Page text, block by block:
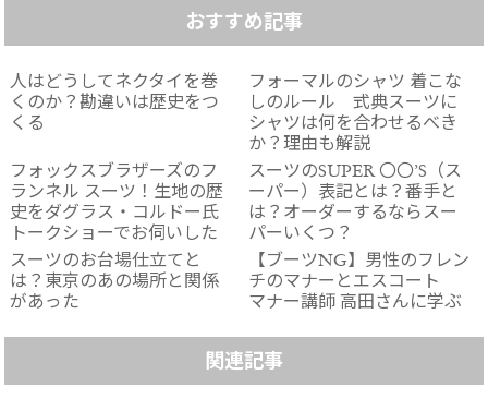
おすすめ記事
人はどうしてネクタイを巻
くのか？勘違いは歴史をつ
くる
フォーマルのシャツ 着こな
しのルール 式典スーツに
シャツは何を合わせるべき
か？理由も解説
フォックスブラザーズのフ
ランネル スーツ！生地の歴
史をダグラス・コルドー氏
トークショーでお伺いした
スーツのSUPER 〇〇’S（ス
ーパー）表記とは？番手と
は？オーダーするならスー
パーいくつ？
スーツのお台場仕立てと
は？東京のあの場所と関係
があった
【ブーツNG】男性のフレン
チのマナーとエスコート
マナー講師 高田さんに学ぶ
関連記事